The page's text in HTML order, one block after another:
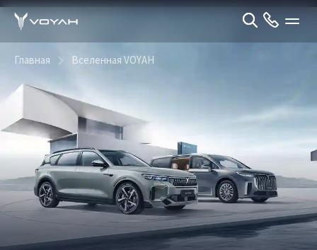
Главная Вселенная VOYAH